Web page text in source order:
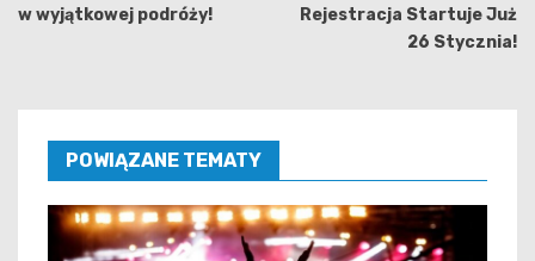
w wyjątkowej podróży!
Rejestracja Startuje Już
26 Stycznia!
POWIĄZANE TEMATY